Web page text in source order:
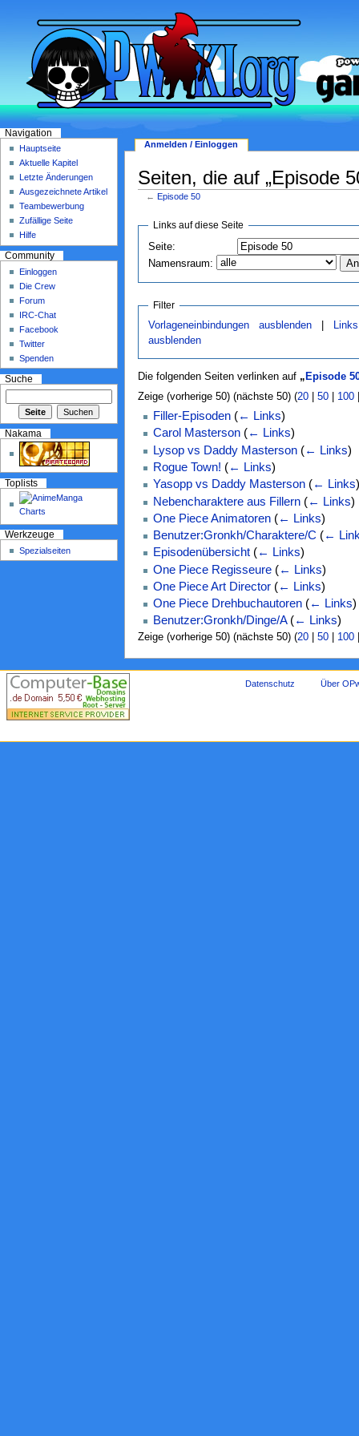
Seiten, die auf „Episode
← Episode 50
Links auf diese Seite
Seite:
Namensraum:
Filter
Vorlageneinbindungen ausblenden
ausblenden
Die folgenden Seiten verlinken auf „ Episode
Zeige (vorherige 50) (nächste 50) (20| 50| 100
Filler-Episoden (← Links)
Carol Masterson (← Links)
Lysop vs Daddy Masterson (← Links)
Rogue Town! (← Links)
Yasopp vs Daddy Masterson (← Links)
Nebencharaktere aus Fillern (← Links)
One Piece Animatoren (← Links)
Benutzer:Gronkh/Charaktere/C (←
Episodenübersicht (← Links)
One Piece Regisseure (← Links)
One Piece Art Director (← Links)
One Piece Drehbuchautoren (← Links)
Benutzer:Gronkh/Dinge/A (← Links)
Zeige (vorherige 50) (nächste 50) (20| 50| 100
Anmelden / Einloggen
Navigation
Hauptseite
Aktuelle Kapitel
Letzte Änderungen
Ausgezeichnete Artikel
Teambewerbung
Zufällige Seite
Hilfe
Community
Einloggen
Die Crew
Forum
IRC-Chat
Facebook
Twitter
Spenden
Suche
Nakama
Toplists
Werkzeuge
Spezialseiten
Datenschutz Über